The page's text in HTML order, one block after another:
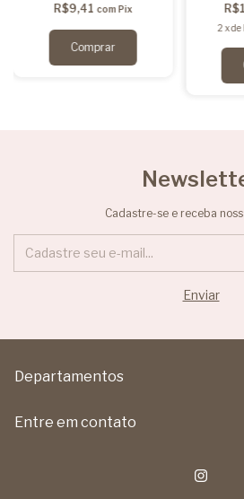
R$9,41 com Pix
2 xde
Cadastre-se e receba
Departamentos
Entre em contato